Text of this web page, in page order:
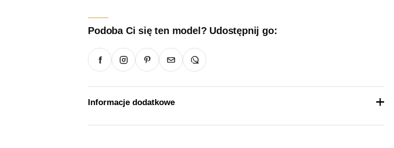
Podoba Ci się ten model? Udostępnij go:
Informacje dodatkowe